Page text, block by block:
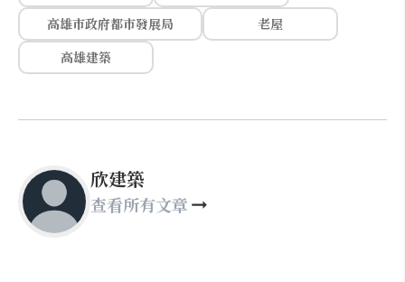
高雄市政府都市發展局
老屋
高雄建築
欣建築
查看所有文章